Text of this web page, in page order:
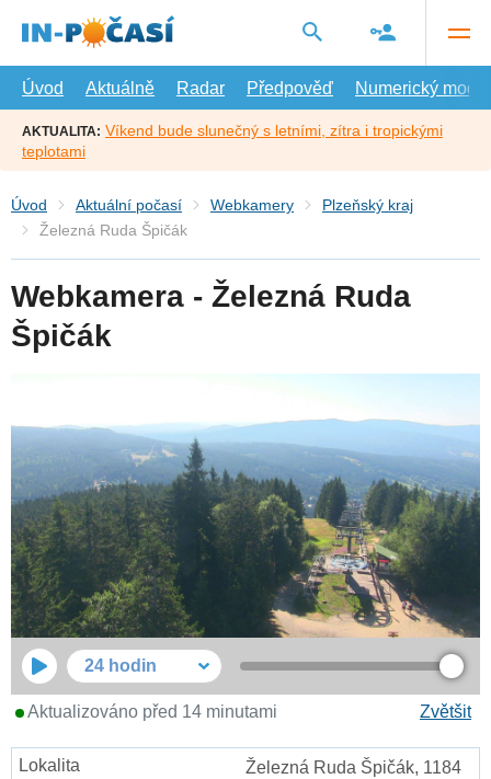
hlavní
Úvod
Aktuálně Radar Předpověď Numerický model
AKTUALITA: Víkend bude slunečný s letními, zítra i tropickými
teplotami
Úvod Aktuální počasí Webkamery
Plzeňský kraj
Železná Ruda Špičák
Webkamera - Železná Ruda
Špičák
24 hodin
Zvětšit
Aktualizováno před 14 minutami
Železná Ruda Špičák, 1184